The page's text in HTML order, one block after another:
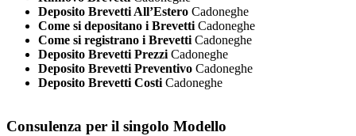
Deposito Brevetti All’Estero Cadoneghe
Come si depositano i Brevetti Cadoneghe
Come si registrano i Brevetti Cadoneghe
Deposito Brevetti Prezzi Cadoneghe
Deposito Brevetti Preventivo Cadoneghe
Deposito Brevetti Costi Cadoneghe
Consulenza per il singolo Modello